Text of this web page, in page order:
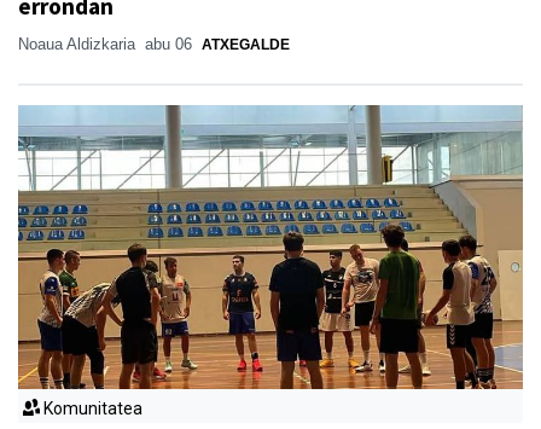
errondan
Noaua Aldizkaria abu 06 ATXEGALDE
Komunitatea